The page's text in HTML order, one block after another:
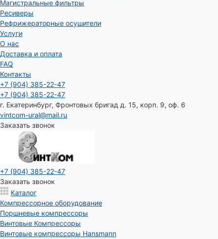
Магистральные фильтры
Ресиверы
Рефрижераторные осушители
Услуги
О нас
Доставка и оплата
FAQ
Контакты
+7 (904) 385-22-47
+7 (904) 385-22-47
г. Екатеринбург, Фронтовых бригад д. 15, корп. 9, оф. 6
vintcom-ural@mail.ru
Заказать звонок
+7 (904) 385-22-47
Заказать звонок
Каталог
Компрессорное оборудование
Поршневые компрессоры
Винтовые Компрессоры
Винтовые компрессоры Hansmann